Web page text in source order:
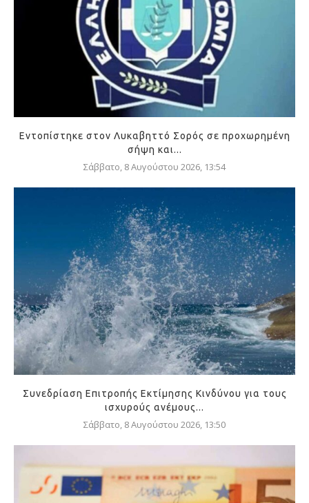
Εντοπίστηκε στον Λυκαβηττό Σορός σε προχωρημένη
σήψη και...
Σάββατο, 8 Αυγούστου 2026, 13:54
Συνεδρίαση Επιτροπής Εκτίμησης Κινδύνου για τους
ισχυρούς ανέμους...
Σάββατο, 8 Αυγούστου 2026, 13:50